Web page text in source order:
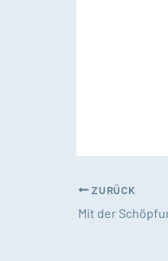
ZURÜCK
Mit der